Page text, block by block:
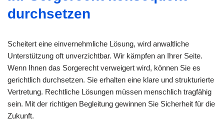
durchsetzen
Scheitert eine einvernehmliche Lösung, wird anwaltliche
Unterstützung oft unverzichtbar. Wir kämpfen an Ihrer Seite.
Wenn Ihnen das Sorgerecht verweigert wird, können Sie es
gerichtlich durchsetzen. Sie erhalten eine klare und strukturierte
Vertretung. Rechtliche Lösungen müssen menschlich tragfähig
sein. Mit der richtigen Begleitung gewinnen Sie Sicherheit für die
Zukunft.